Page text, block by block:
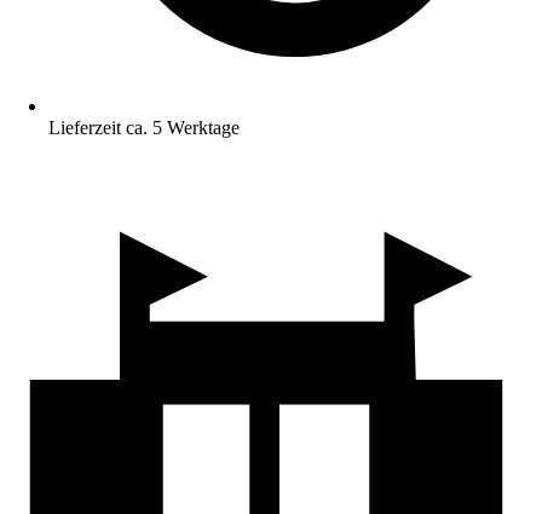
Lieferzeit ca. 5 Werktage